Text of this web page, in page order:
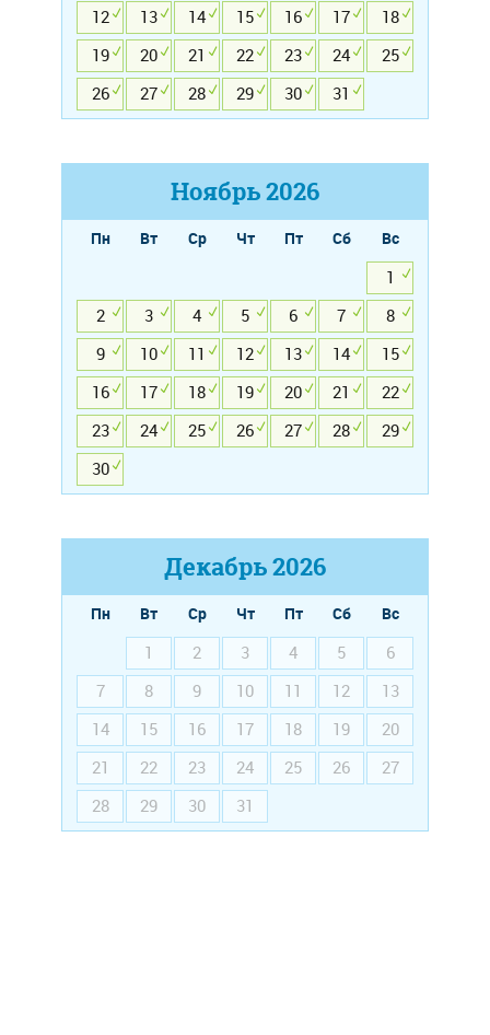
12 13 14 15 16 17
18
19
20 21 22 23 24
25
26
27 28 29 30 31
Ноябрь2026
Пн Вт Ср Чт Пт Сб
Вс
1
2
3 4 5 6 7
8
9
10 11 12 13 14
15
16
17 18 19 20 21
22
23
24 25 26 27 28
29
30
Декабрь2026
Пн Вт Ср Чт Пт Сб
Вс
1
2 3 4 5
6
7
8 9 10 11 12
13
14
15 16 17 18 19
20
21
22 23 24 25 26
27
28
29 30 31